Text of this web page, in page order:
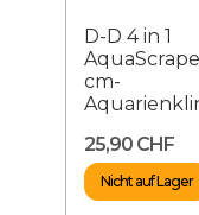
D-D 4 in 1
cm-
25,90 CHF
Nicht auf Lager